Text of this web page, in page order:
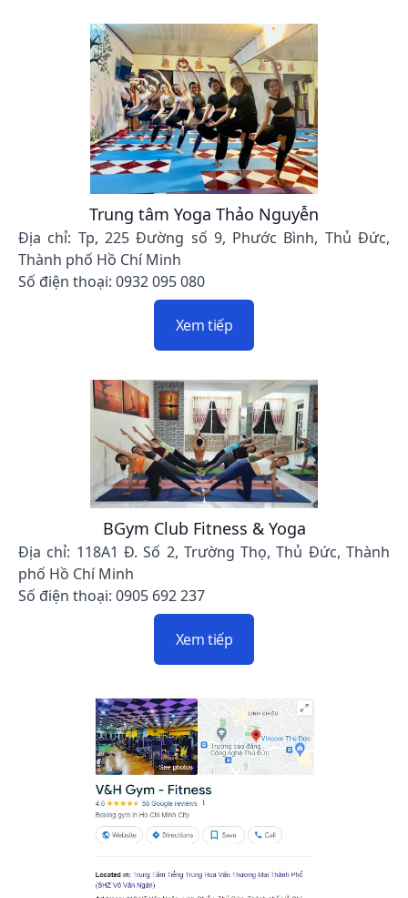
Trung tâm Yoga Thảo Nguyễn
Địa chỉ: Tp, 225 Đường số 9, Phước Bình, Thủ Đức,
Thành phố Hồ Chí Minh
Số điện thoại: 0932 095 080
Xem tiếp
BGym Club Fitness & Yoga
Địa chỉ: 118A1 Đ. Số 2, Trường Thọ, Thủ Đức, Thành
phố Hồ Chí Minh
Số điện thoại: 0905 692 237
Xem tiếp